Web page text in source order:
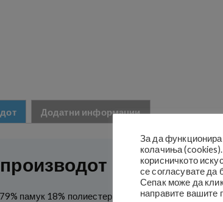
Додатни информации
памук 18% полиестер, 3% еластан – 265 г/м2
За да функционира
колачиња
корисничкото
се согласувате да
Сепак може да
направите вашите